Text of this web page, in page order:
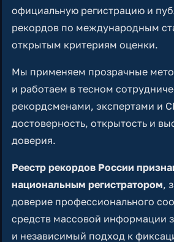
официальную регистрацию и
рекордов по международным
открытым критериям оценки.
Мы применяем прозрачные
и работаем в тесном
рекордсменами, экспертами и
достоверность, открытость и
доверия.
Реестр рекордов России
национальным регистратором,
доверие профессионального
средств массовой информации
и независимый подход к